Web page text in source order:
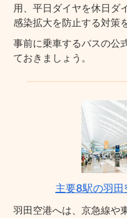
用、平日ダイヤを休日ダ
感染拡大を防止する対策
事前に乗車するバスの公
ておきましょう。
主要8駅の羽
羽田空港へは、京急線や